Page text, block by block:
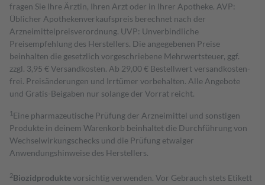
fragen Sie Ihre Ärztin, Ihren Arzt oder in Ihrer Apotheke. AVP:
Üblicher Apothekenverkaufspreis berechnet nach der
Arzneimittelpreisverordnung. UVP: Unverbindliche
Preisempfehlung des Herstellers. Die angegebenen Preise
beinhalten die gesetzlich vorgeschriebene Mehrwertsteuer, ggf.
zzgl. 3,95 € Versandkosten. Ab 29,00 € Bestell­wert versand­kosten­
frei. Preisänderungen und Irrtümer vorbehalten. Alle Angebote
und Gratis-Beigaben nur solange der Vorrat reicht.
1 Eine pharmazeutische Prüfung der Arzneimittel und sonstigen
Produkte in deinem Warenkorb beinhaltet die Durchführung von
Wechselwirkungschecks und die Prüfung etwaiger
Anwendungshinweise des Herstellers.
2Biozidproduktevorsichtig verwenden. Vor Gebrauch stets Etikett